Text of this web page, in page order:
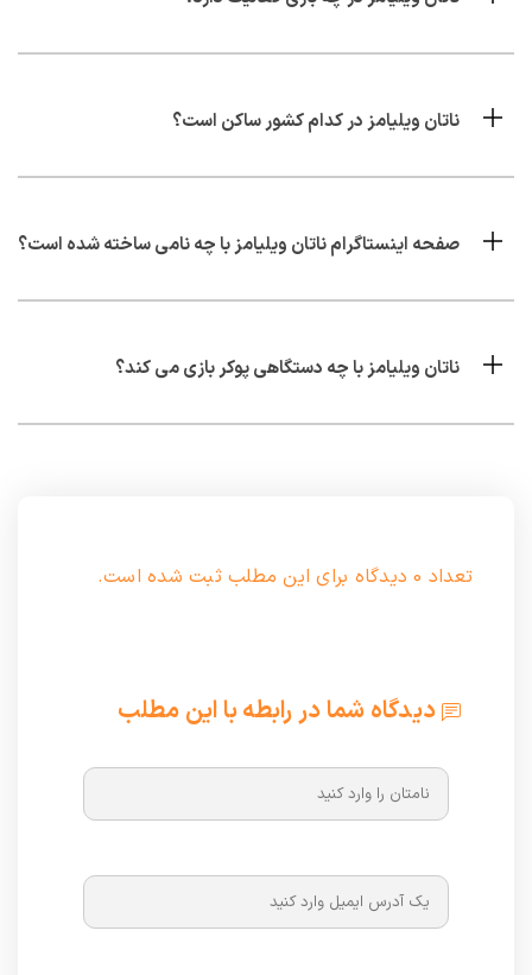
ناتان ویلیامز در کدام کشور ساکن است؟
صفحه اینستاگرام ناتان ویلیامز با چه نامی ساخته شده است؟
ناتان ویلیامز با چه دستگاهی پوکر بازی می کند؟
تعداد 0 دیدگاه برای این مطلب ثبت شده است.
دیدگاه شما در رابطه با این مطلب